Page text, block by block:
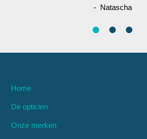
- Natascha
Home
De opticien
Onze merken